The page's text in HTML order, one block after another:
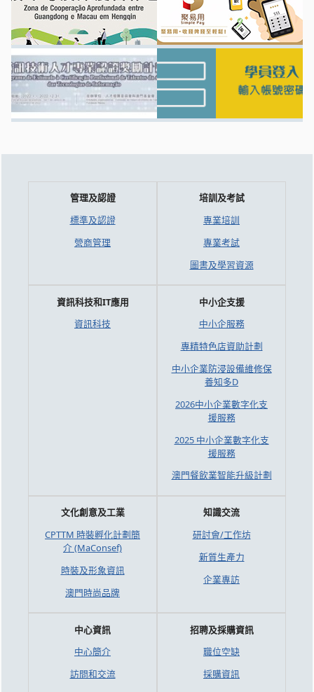
管理及認證
標準及認證
營商管理
培訓及考試
專業培訓
專業考試
圖書及學習資源
資訊科技和IT應用
資訊科技
中小企支援
中小企服務
專精特色店資助計劃
中小企業防浸設備維修保
養知多D
2026中小企業數字化支
援服務
2025 中小企業數字化支
援服務
澳門餐飲業智能升級計劃
文化創意及工業
CPTTM 時裝孵化計劃簡
介 (MaConsef)
時裝及形象資訊
澳門時尚品牌
知識交流
研討會/工作坊
新質生產力
企業專訪
中心資訊
中心簡介
訪問和交流
招聘及採購資訊
職位空缺
採購資訊